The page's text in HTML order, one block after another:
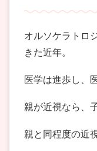
オルソケラトロ
きた近年。
医学は進歩し、
親が近視なら、
親と同程度の近